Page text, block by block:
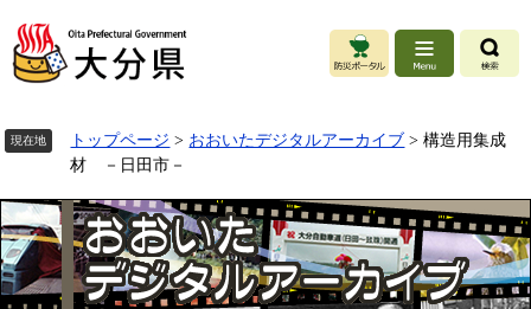
ジ
頭
。
現在地 トップページ > おおいたデジタルアーカイブ >構造用集成
材 －日田市－